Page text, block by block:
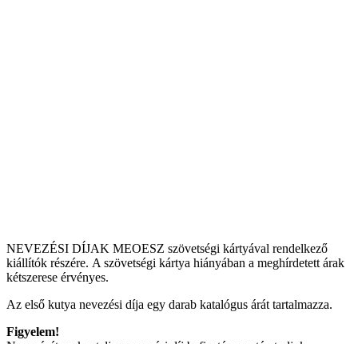
NEVEZÉSI DÍJAK MEOESZ szövetségi kártyával rendelkező
kiállítók részére. A szövetségi kártya hiányában a meghírdetett árak
kétszerese érvényes.
Az első kutya nevezési díja egy darab katalógus árát tartalmazza.
Figyelem!